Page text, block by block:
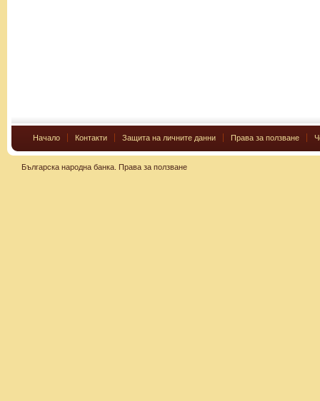
Начало Контакти Защита на личните данни Права за ползване
Българска народна банка. Права за ползване